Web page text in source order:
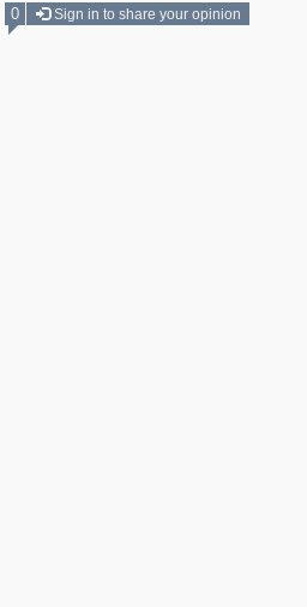
0
Sign in to share your opinion